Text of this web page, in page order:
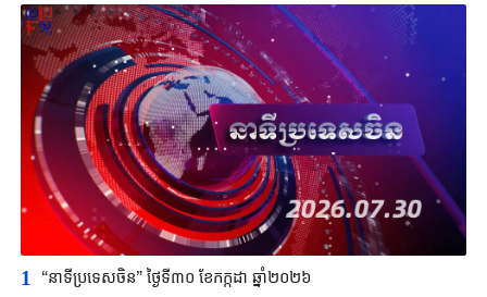
1 “នាទីប្រទេសចិន” ថ្ងៃទី៣០ ខែកក្កដា ឆ្នាំ២០២៦